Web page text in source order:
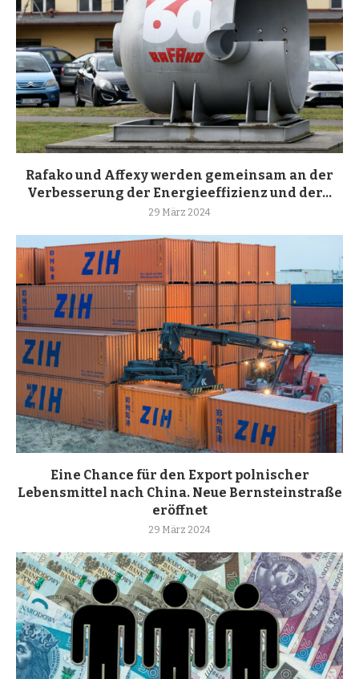
Rafako und Affexy werden gemeinsam an der
Verbesserung der Energieeffizienz und der...
29 März 2024
Eine Chance für den Export polnischer
Lebensmittel nach China. Neue Bernsteinstraße
eröffnet
29 März 2024